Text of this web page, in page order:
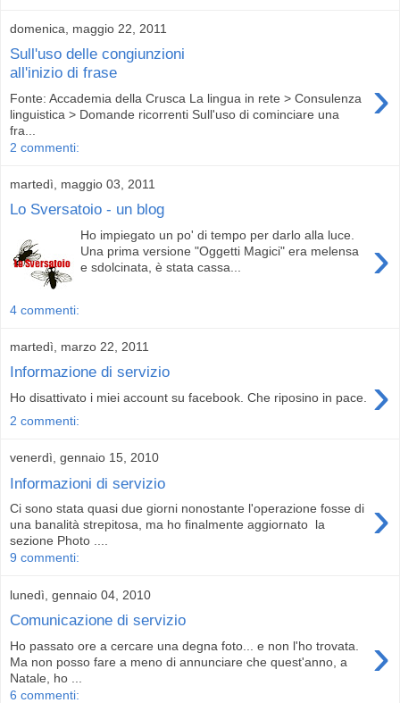
domenica, maggio 22, 2011
Sull'uso delle congiunzioni
all'inizio di frase
›
Fonte: Accademia della Crusca La lingua in rete > Consulenza
linguistica > Domande ricorrenti Sull'uso di cominciare una
fra...
2 commenti:
martedì, maggio 03, 2011
Lo Sversatoio - un blog
›
Ho impiegato un po' di tempo per darlo alla luce.
Una prima versione "Oggetti Magici" era melensa
e sdolcinata, è stata cassa...
4 commenti:
martedì, marzo 22, 2011
Informazione di servizio ›
Ho disattivato i miei account su facebook. Che riposino in pace.
2 commenti:
venerdì, gennaio 15, 2010
Informazioni di servizio
›
Ci sono stata quasi due giorni nonostante l'operazione fosse di
una banalità strepitosa, ma ho finalmente aggiornato la
sezione Photo ....
9 commenti:
lunedì, gennaio 04, 2010
Comunicazione di servizio
›
Ho passato ore a cercare una degna foto... e non l'ho trovata.
Ma non posso fare a meno di annunciare che quest'anno, a
Natale, ho ...
6 commenti: